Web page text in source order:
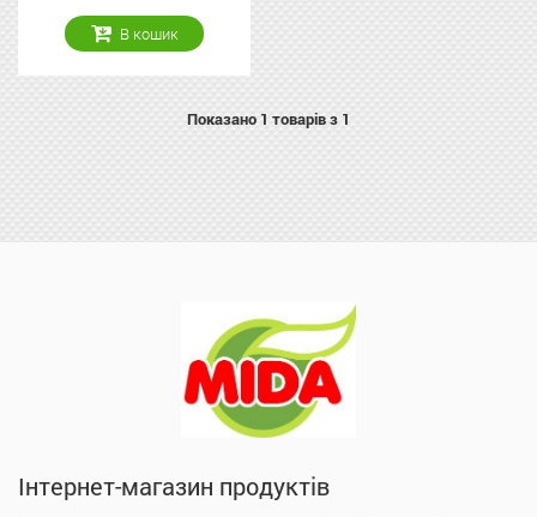
В кошик
Показано 1 товарів з 1
Інтернет-магазин продуктів